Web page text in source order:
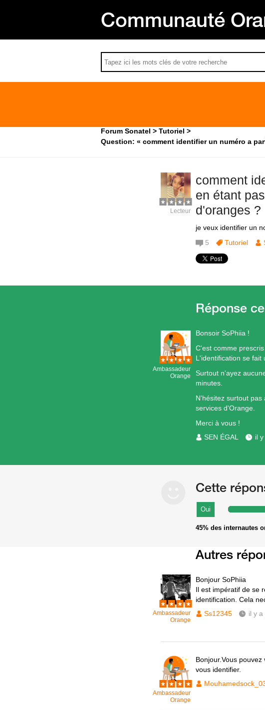
Communauté
Forum Sonatel
Tutoriel
Question: « comment identifier un numéro a
comment
en étant
d'oranges ?
je veux identifier un
Lecteur
5 Tutoriel
Ambassadeur
Orange
Bonsoir SoPhiia !
C'est comme
L'identification se fait
Surtout n'ayez
minutes.
N'hésitez surtout
services d'Orange.
Merci à vous !
SEN ÉGAL
il
Cette
Oui
45% des internautes
Autres
Ambassadeur
Orange
Bonjour SoPhiia
Il est impératif de se
identification. Cela
Ss12345
il y a
Ambassadeur
Orange
Bonjour.Vous
vous identifier.